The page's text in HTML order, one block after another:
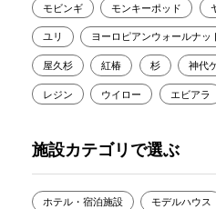
モビンギ モンキーポッド
ユリ ヨーロピアンウォールナッ
屋久杉 紅椿 杉 神代
レジン ウイロー エビアラ
施設カテゴリで選ぶ
ホテル・宿泊施設 モデルハウス